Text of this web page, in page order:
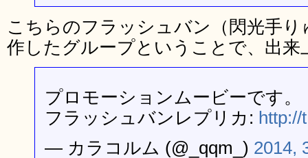
こちらのフラッシュバン（閃光手
作したグループということで、出
プロモーションムービーです
フラッシュバンレプリカ:
— カラコルム (@_qqm_) 2014,